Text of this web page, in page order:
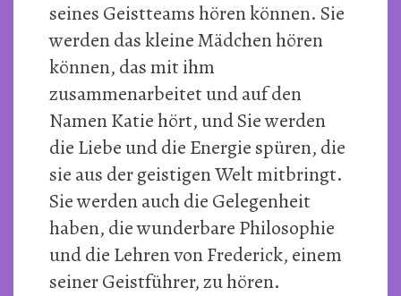
seines Geistteams hören können. Sie
werden das kleine Mädchen hören
können, das mit ihm
zusammenarbeitet und auf den
Namen Katie hört, und Sie werden
die Liebe und die Energie spüren, die
sie aus der geistigen Welt mitbringt.
Sie werden auch die Gelegenheit
haben, die wunderbare Philosophie
und die Lehren von Frederick, einem
seiner Geistführer, zu hören.